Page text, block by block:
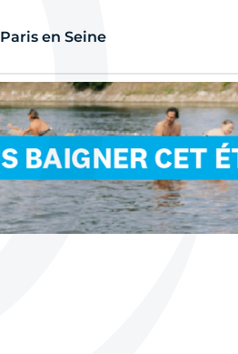
Paris en Seine